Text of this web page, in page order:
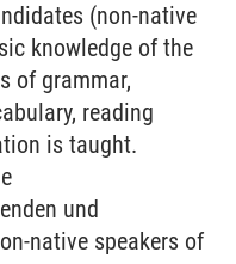
(non-native
knowledge of the
of grammar,
reading
is taught.
und
native speakers of